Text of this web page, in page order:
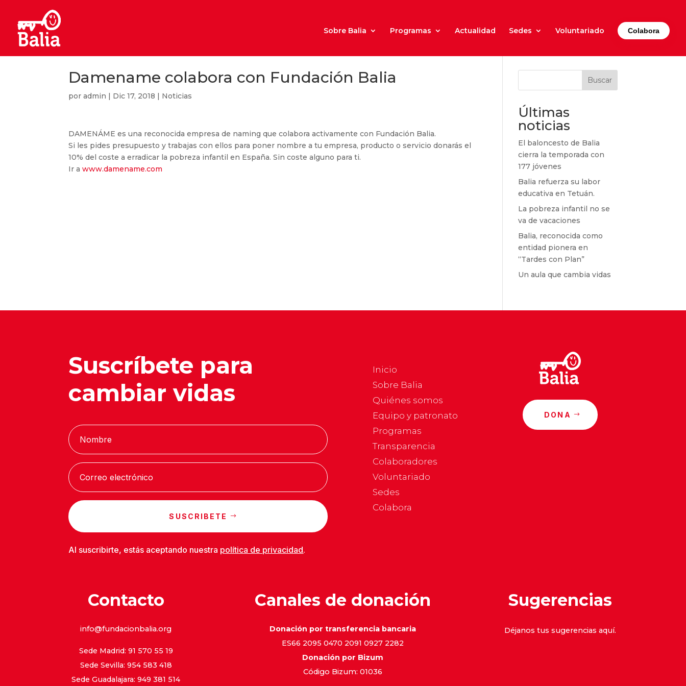
Sobre Balia Programas Actualidad Sedes Voluntariado Colabora
Damename colabora con Fundación Balia
poradmin | Dic 17, 2018 | Noticias
DAMENÁME es una reconocida empresa de naming que colabora activamente con Fundación Balia.
Si les pides presupuesto y trabajas con ellos para poner nombre a tu empresa, producto o servicio donarás el
10% del coste a erradicar la pobreza infantil en España. Sin coste alguno para ti.
Ir awww.damename.com
Buscar
Últimas
noticias
El baloncesto de Balia
cierra la temporada con
177 jóvenes
Balia refuerza su labor
educativa en Tetuán.
La pobreza infantil no se
va de vacaciones
Balia, reconocida como
entidad pionera en
“Tardes con Plan”
Un aula que cambia vidas
Suscríbete para
cambiar vidas
SUSCRIBETE
Al suscribirte, estás aceptando nuestra política de privacidad.
Inicio
Sobre Balia
Quiénes somos
Equipo y patronato
Programas
Transparencia
Colaboradores
Voluntariado
Sedes
Colabora
DONA
Contacto
info@fundacionbalia.org
Sede Madrid: 91 570 55 19
Sede Sevilla: 954 583 418
Sede Guadalajara: 949 381 514
Canales de donación
Donación por transferencia bancaria
ES66 2095 0470 2091 0927 2282
Donación por Bizum
Código Bizum: 01036
Sugerencias
Déjanos tus sugerencias aquí.